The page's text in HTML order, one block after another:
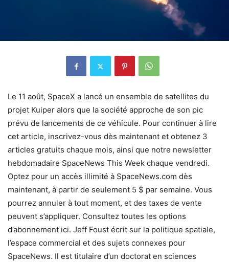
Le 11 août, SpaceX a lancé un ensemble de satellites du
projet Kuiper alors que la société approche de son pic
prévu de lancements de ce véhicule. Pour continuer à lire
cet article, inscrivez-vous dès maintenant et obtenez 3
articles gratuits chaque mois, ainsi que notre newsletter
hebdomadaire SpaceNews This Week chaque vendredi.
Optez pour un accès illimité à SpaceNews.com dès
maintenant, à partir de seulement 5 $ par semaine. Vous
pourrez annuler à tout moment, et des taxes de vente
peuvent s’appliquer. Consultez toutes les options
d’abonnement ici. Jeff Foust écrit sur la politique spatiale,
l’espace commercial et des sujets connexes pour
SpaceNews. Il est titulaire d’un doctorat en sciences